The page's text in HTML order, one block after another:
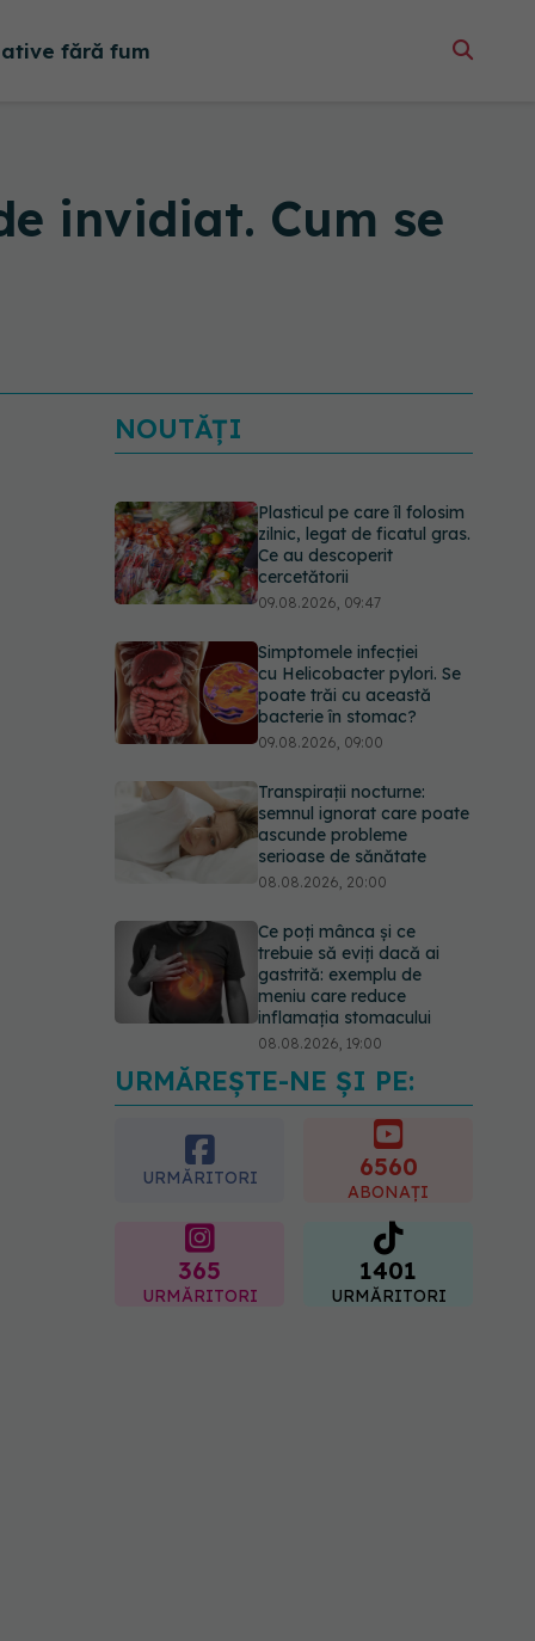
fără fum
invidiat. Cum se
NOUTĂȚI
Plasticul pe care îl folosim
zilnic, legat de ficatul gras.
Ce au descoperit
cercetătorii
09.08.2026, 09:47
Simptomele infecției
cu Helicobacter pylori. Se
poate trăi cu această
bacterie în stomac?
09.08.2026, 09:00
Transpirații nocturne:
semnul ignorat care poate
ascunde probleme
serioase de sănătate
08.08.2026, 20:00
Ce poți mânca și ce
trebuie să eviți dacă ai
gastrită: exemplu de
meniu care reduce
inflamația stomacului
08.08.2026, 19:00
Secretul ciocolatei
perfecte a fost descoperit.
Nu se află în rețetă
09.08.2026, 10:00
URMĂREȘTE-NE ȘI PE:
URMĂRITORI 6560
ABONAȚI
365
URMĂRITORI
1401
URMĂRITORI